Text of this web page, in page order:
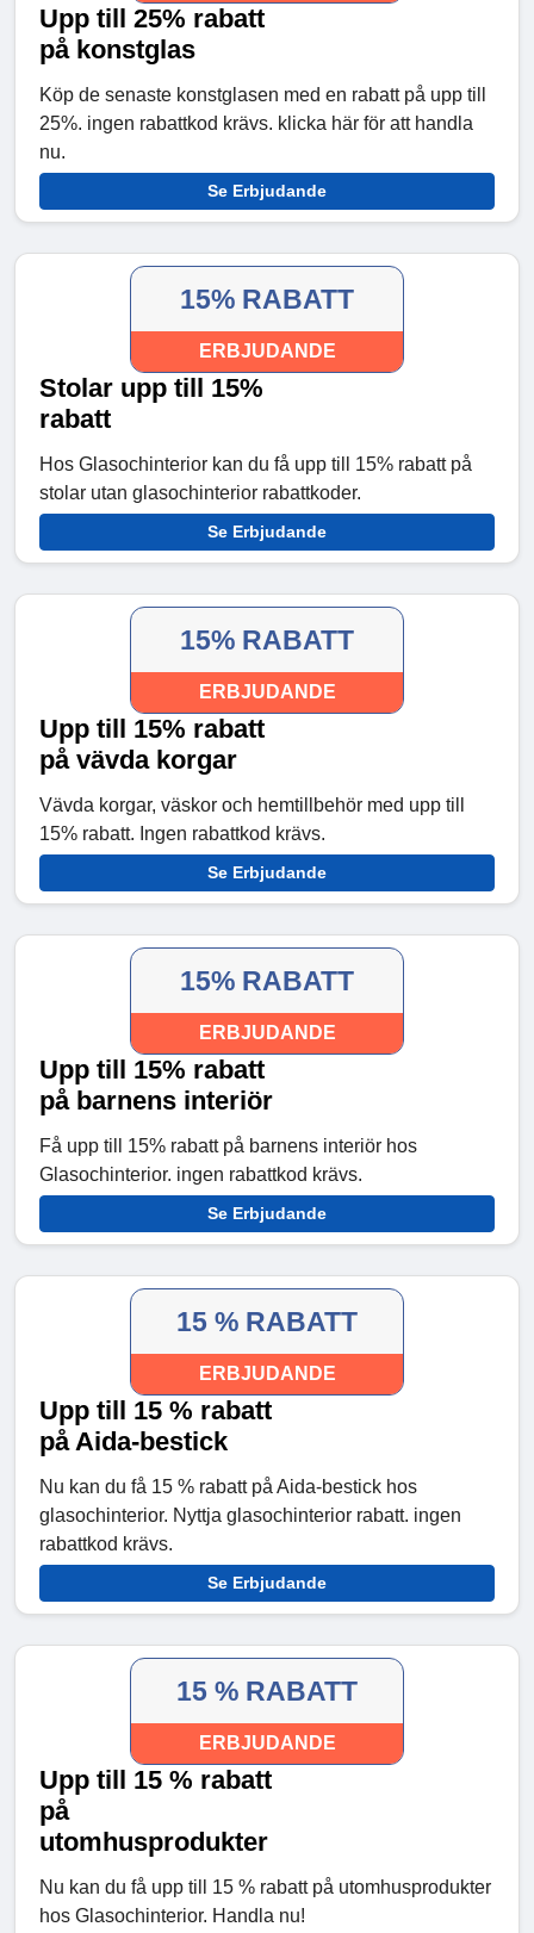
Upp till 25% rabatt
på konstglas
Köp de senaste konstglasen med en rabatt på upp till
25%. ingen rabattkod krävs. klicka här för att handla
nu.
Se Erbjudande
15% RABATT
ERBJUDANDE
Stolar upp till 15%
rabatt
Hos Glasochinterior kan du få upp till 15% rabatt på
stolar utan glasochinterior rabattkoder.
Se Erbjudande
15% RABATT
ERBJUDANDE
Upp till 15% rabatt
på vävda korgar
Vävda korgar, väskor och hemtillbehör med upp till
15% rabatt. Ingen rabattkod krävs.
Se Erbjudande
15% RABATT
ERBJUDANDE
Upp till 15% rabatt
på barnens interiör
Få upp till 15% rabatt på barnens interiör hos
Glasochinterior. ingen rabattkod krävs.
Se Erbjudande
15 % RABATT
ERBJUDANDE
Upp till 15 % rabatt
på Aida-bestick
Nu kan du få 15 % rabatt på Aida-bestick hos
glasochinterior. Nyttja glasochinterior rabatt. ingen
rabattkod krävs.
Se Erbjudande
15 % RABATT
ERBJUDANDE
Upp till 15 % rabatt
på
utomhusprodukter
Nu kan du få upp till 15 % rabatt på utomhusprodukter
hos Glasochinterior. Handla nu!